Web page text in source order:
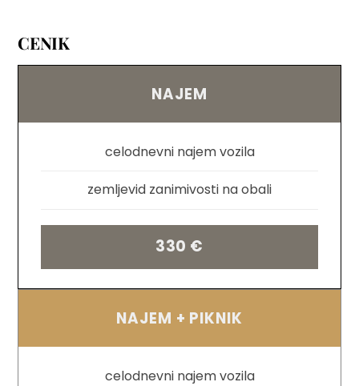
CENIK
NAJEM
celodnevni najem vozila
zemljevid zanimivosti na obali
330 €
NAJEM + PIKNIK
celodnevni najem vozila